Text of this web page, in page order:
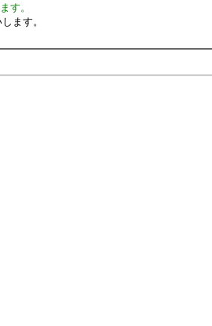
す。
ます。